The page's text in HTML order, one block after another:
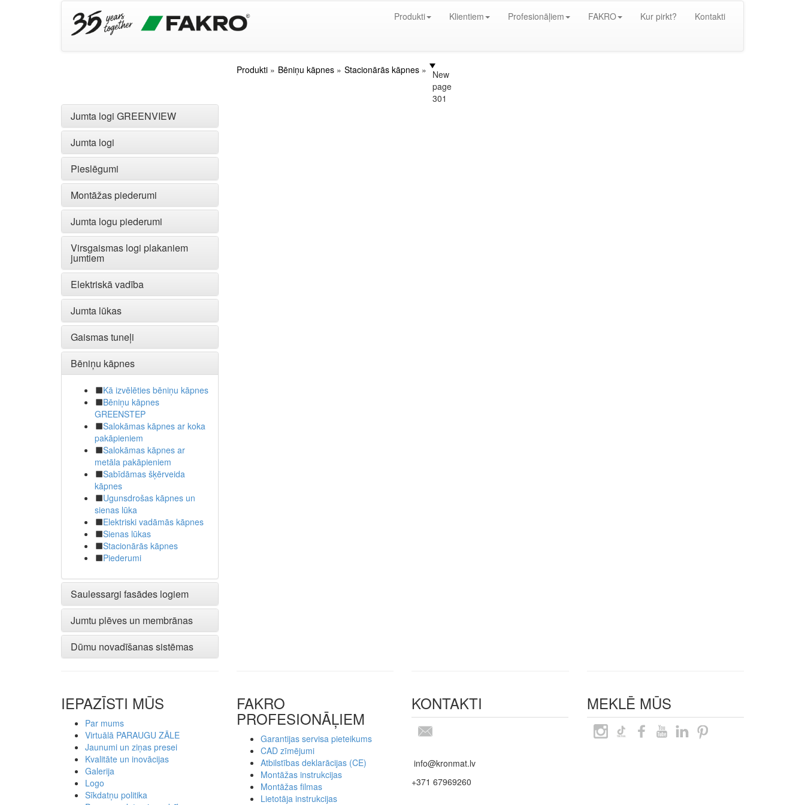
Produkti Klientiem Profesionāļiem FAKRO Kur pirkt? Kontakti
Produkti Bēniņu kāpnes Stacionārās kāpnes
New
page
301
Jumta logi GREENVIEW
Jumta logi
Pieslēgumi
Montāžas piederumi
Jumta logu piederumi
Virsgaismas logi plakaniem
jumtiem
Elektriskā vadība
Jumta lūkas
Gaismas tuneļi
Bēniņu kāpnes
Kā izvēlēties bēniņu kāpnes
Bēniņu kāpnes
GREENSTEP
Salokāmas kāpnes ar koka
pakāpieniem
Salokāmas kāpnes ar
metāla pakāpieniem
Sabīdāmas šķērveida
kāpnes
Ugunsdrošas kāpnes un
sienas lūka
Elektriski vadāmās kāpnes
Sienas lūkas
Stacionārās kāpnes
Piederumi
Saulessargi fasādes logiem
Jumtu plēves un membrānas
Dūmu novadīšanas sistēmas
IEPAZĪSTI MŪS
Par mums
Virtuālā PARAUGU ZĀLE
Jaunumi un ziņas presei
Kvalitāte un inovācijas
Galerija
Logo
Sīkdatņu politika
FAKRO
PROFESIONĀĻIEM
Garantijas servisa pieteikums
CAD zīmējumi
Atbilstības deklarācijas (CE)
Montāžas instrukcijas
Montāžas filmas
Lietotāja instrukcijas
KONTAKTI
info@kronmat.lv
+371 67969260
MEKLĒ MŪS